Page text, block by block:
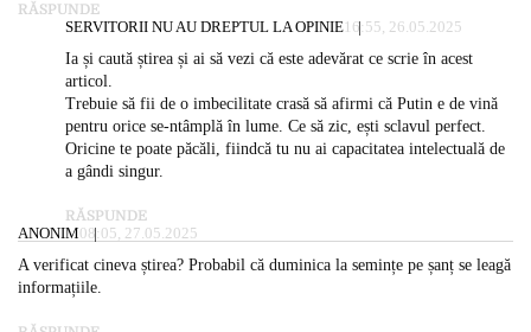
RĂSPUNDE
SERVITORII NU AU DREPTUL LA OPINIE16:55, 26.05.2025
Ia și caută știrea și ai să vezi că este adevărat ce scrie în acest
articol.
Trebuie să fii de o imbecilitate crasă să afirmi că Putin e de vină
pentru orice se-ntâmplă în lume. Ce să zic, ești sclavul perfect.
Oricine te poate păcăli, fiindcă tu nu ai capacitatea intelectuală de
a gândi singur.
RĂSPUNDE
ANONIM08:05, 27.05.2025
A verificat cineva știrea? Probabil că duminica la semințe pe șanț se leagă
informațiile.